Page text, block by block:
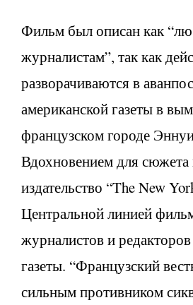
Фильм был описан как
журналистам”, так как
разворачиваются в
американской газеты в
французском городе
Вдохновением для
издательство “The New
Центральной линией
журналистов и
газеты. “Французский
сильным противником